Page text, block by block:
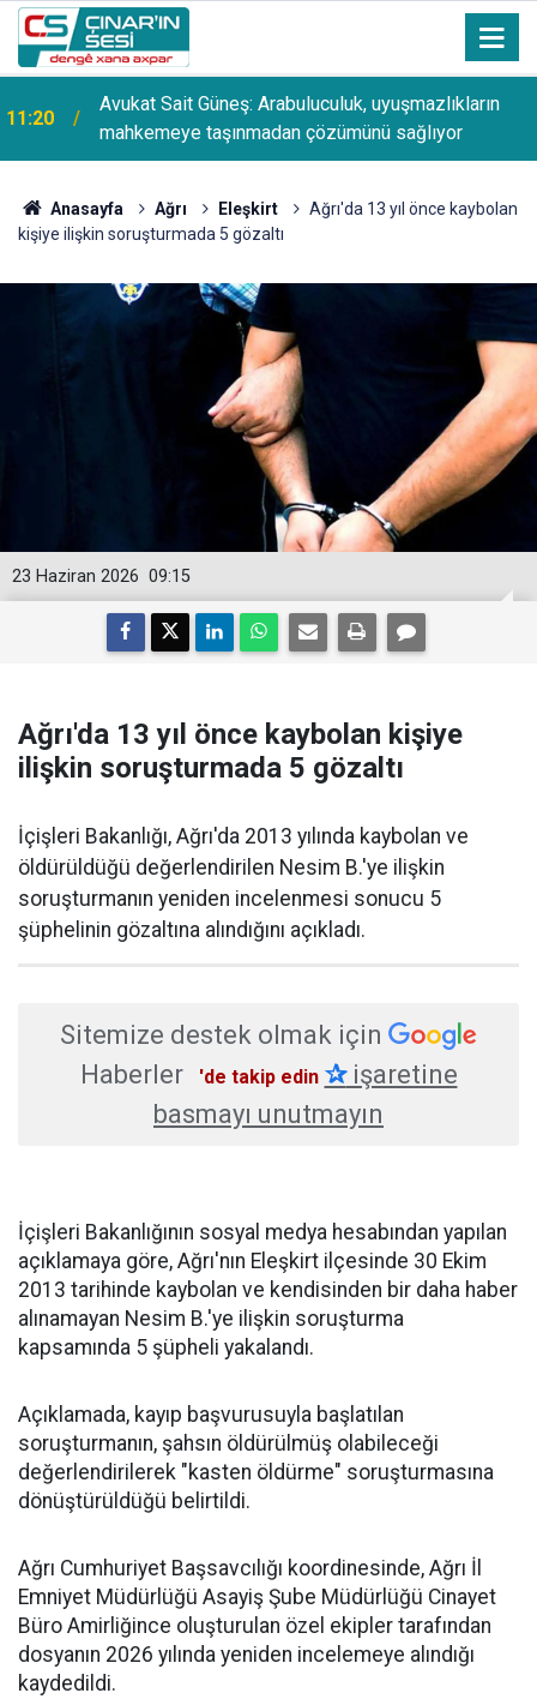
11:20
Avukat Sait Güneş: Arabuluculuk, uyuşmazlıkların
mahkemeye taşınmadan çözümünü sağlıyor
Anasayfa Ağrı Eleşkirt
Ağrı'da 13 yıl önce kaybolan
kişiye ilişkin soruşturmada 5 gözaltı
09:15
23 Haziran 2026
Ağrı'da 13 yıl önce kaybolan kişiye
ilişkin soruşturmada 5 gözaltı
İçişleri Bakanlığı, Ağrı'da 2013 yılında kaybolan ve
öldürüldüğü değerlendirilen Nesim B.'ye ilişkin
soruşturmanın yeniden incelenmesi sonucu 5
şüphelinin gözaltına alındığını açıkladı.
Sitemize destek olmak için
Haberler
'de takip edin ✰işaretine
basmayı unutmayın
İçişleri Bakanlığının sosyal medya hesabından yapılan
açıklamaya göre, Ağrı'nın Eleşkirt ilçesinde 30 Ekim
2013 tarihinde kaybolan ve kendisinden bir daha haber
alınamayan Nesim B.'ye ilişkin soruşturma
kapsamında 5 şüpheli yakalandı.
Açıklamada, kayıp başvurusuyla başlatılan
soruşturmanın, şahsın öldürülmüş olabileceği
değerlendirilerek "kasten öldürme" soruşturmasına
dönüştürüldüğü belirtildi.
Ağrı Cumhuriyet Başsavcılığı koordinesinde, Ağrı İl
Emniyet Müdürlüğü Asayiş Şube Müdürlüğü Cinayet
Büro Amirliğince oluşturulan özel ekipler tarafından
dosyanın 2026 yılında yeniden incelemeye alındığı
kaydedildi.